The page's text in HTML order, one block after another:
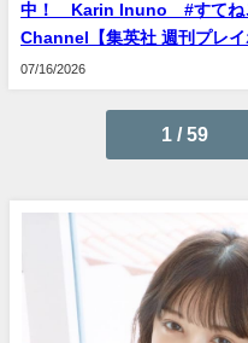
中！ Karin Inuno #すてね
Channel【集英社 週刊プレイ
07/16/2026
1 / 59